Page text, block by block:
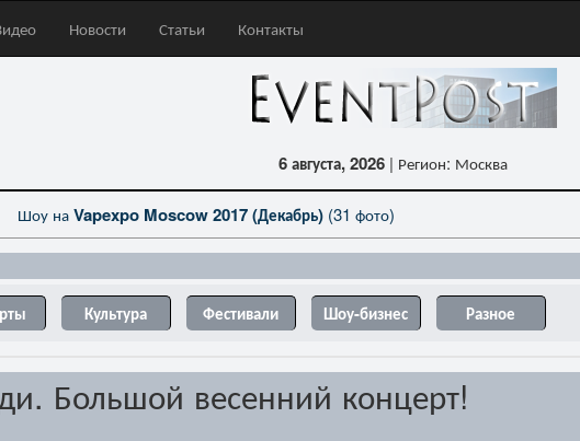
Новости Статьи Контакты
6 августа, 2026 | Регион: Москва
Шоу наVapexpo Moscow 2017 (Декабрь)(31 фото)
Культура Фестивали Шоу-бизнес Разное
Большой весенний концерт!